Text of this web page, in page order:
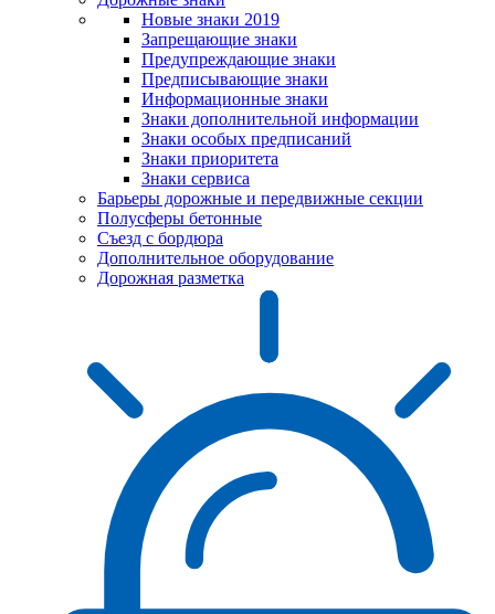
Новые знаки 2019
Запрещающие знаки
Предупреждающие знаки
Предписывающие знаки
Информационные знаки
Знаки дополнительной информации
Знаки особых предписаний
Знаки приоритета
Знаки сервиса
Барьеры дорожные и передвижные секции
Полусферы бетонные
Съезд с бордюра
Дополнительное оборудование
Дорожная разметка